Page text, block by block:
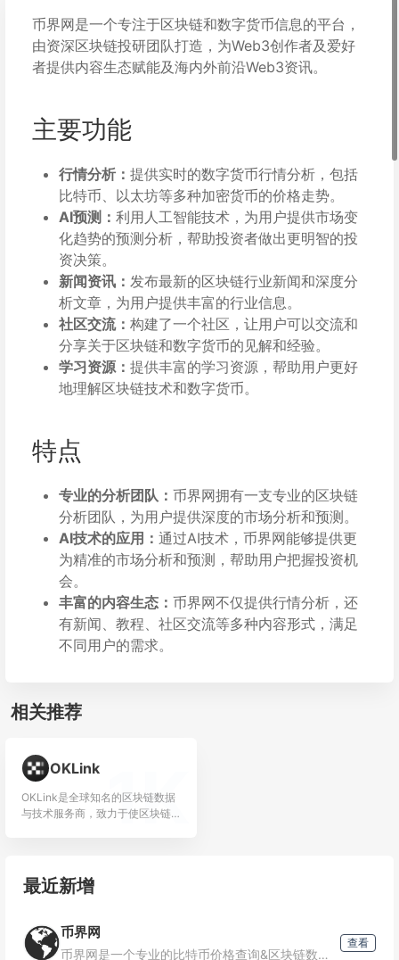
币界网是一个专注于区块链和数字货币信息的平台，
由资深区块链投研团队打造，为Web3创作者及爱好
者提供内容生态赋能及海内外前沿Web3资讯。
主要功能
行情分析： 提供实时的数字货币行情分析，包括
比特币、以太坊等多种加密货币的价格走势。
AI预测： 利用人工智能技术，为用户提供市场变
化趋势的预测分析，帮助投资者做出更明智的投
资决策。
新闻资讯： 发布最新的区块链行业新闻和深度分
析文章，为用户提供丰富的行业信息。
社区交流： 构建了一个社区，让用户可以交流和
分享关于区块链和数字货币的见解和经验。
学习资源： 提供丰富的学习资源，帮助用户更好
地理解区块链技术和数字货币。
特点
专业的分析团队： 币界网拥有一支专业的区块链
分析团队，为用户提供深度的市场分析和预测。
AI技术的应用： 通过AI技术，币界网能够提供更
为精准的市场分析和预测，帮助用户把握投资机
会。
丰富的内容生态： 币界网不仅提供行情分析，还
有新闻、教程、社区交流等多种内容形式，满足
不同用户的需求。
相关推荐
OKLink
OKLink是全球知名的区块链数据
与技术服务商，致力于使区块链
1K
最近新增
币界网
币界网是一个专业的比特币价格查询&区块链数字货币资讯平台，我们为用户提供关于区块链企业、数字货币币种、数字货币交易平台及区块链人物的相关信息，币界网APP整理发布全球主流比特币交易平台、虚拟数...
查看